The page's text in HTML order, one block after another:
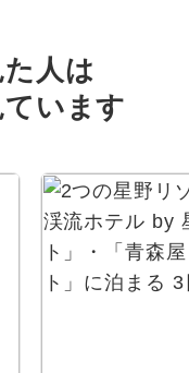
人は
います